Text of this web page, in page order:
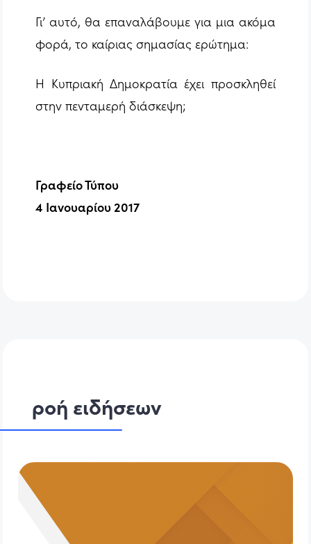
Γι’ αυτό, θα επαναλάβουμε για μια ακόμα
φορά, το καίριας σημασίας ερώτημα:
Η Κυπριακή Δημοκρατία έχει προσκληθεί
στην πενταμερή διάσκεψη;
Γραφείο Τύπου
4 Ιανουαρίου 2017
ροή ειδήσεων